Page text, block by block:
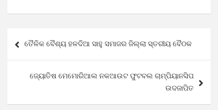
navigation
ତୈଳିକ ବୈଶ୍ୟ ହଳଦିଆ ସାହୁ ସମାଜର ଜିଲ୍ଲା ସ୍ତରୀୟ ବୈଠକ
ଜ୍ୟୋତିଷ ମେମୋରିଆଲ ନକଆଉଟ ଫୁଟବଲ ଚାମ୍ପିୟାନସିପ
ଉଦଜାପିତ